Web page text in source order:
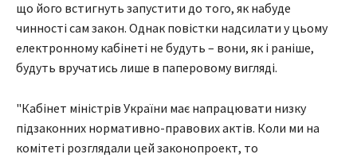
що його встигнуть запустити до того, як набуде
чинності сам закон. Однак повістки надсилати у цьому
електронному кабінеті не будуть – вони, як і раніше,
будуть вручатись лише в паперовому вигляді.
"Кабінет міністрів України має напрацювати низку
підзаконних нормативно-правових актів. Коли ми на
комітеті розглядали цей законопроект, то